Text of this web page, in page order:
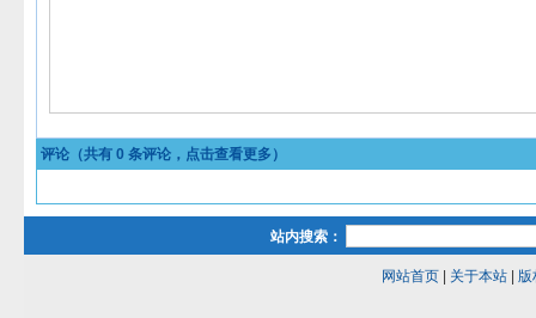
评论（共有 0 条评论，点击查看更多）
站内搜索：
网站首页| 关于本站| 版